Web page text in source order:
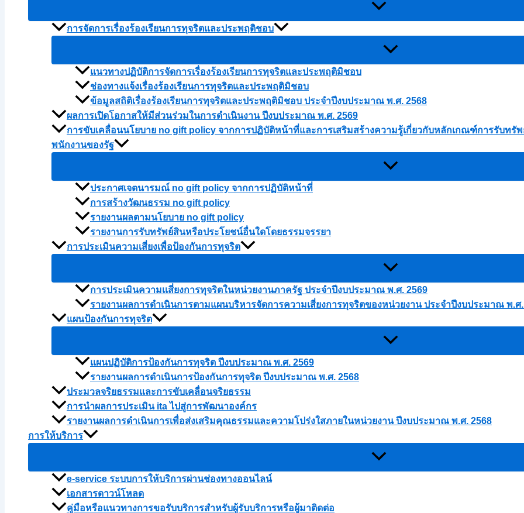
การจัดการเรื่องร้องเรียนการทุจริตและประพฤติชอบ
แนวทางปฏิบัติการจัดการเรื่องร้องเรียนการทุจริตและประพฤติมิชอบ
ช่องทางแจ้งเรื่องร้องเรียนการทุจริตและประพฤติมิชอบ
ข้อมูลสถิติเรื่องร้องเรียนการทุจริตและประพฤติมิชอบ ประจำปีงบประมาณ พ.ศ. 2568
ผลการเปิดโอกาสให้มีส่วนร่วมในการดำเนินงาน ปีงบประมาณ พ.ศ. 2569
การขับเคลื่อนนโยบาย no gift policy จากการปฏิบัติหน้าที่และการเสริมสร้างความรู้เกี่ยวกับหลักเกณฑ์การรับทรั
พนักงานของรัฐ
ประกาศเจตนารมณ์ no gift policy จากการปฏิบัติหน้าที่
การสร้างวัฒนธรรม no gift policy
รายงานผลตามนโยบาย no gift policy
รายงานการรับทรัพย์สินหรือประโยชน์อื่นใดโดยธรรมจรรยา
การประเมินความเสี่ยงเพื่อป้องกันการทุจริต
การประเมินความเเสี่ยงการทุจริตในหน่วยงานภาครัฐ ประจำปีงบประมาณ พ.ศ. 2569
รายงานผลการดำเนินการตามแผนบริหารจัดการความเสี่ยงการทุจริตของหน่วยงาน ประจำปีงบประมาณ พ.ศ.
แผนป้องกันการทุจริต
แผนปฏิบัติการป้องกันการทุจริต ปีงบประมาณ พ.ศ. 2569
รายงานผลการดำเนินการป้องกันการทุจริต ปีงบประมาณ พ.ศ. 2568
ประมวลจริยธรรมและการขับเคลื่อนจริยธรรม
การนำผลการประเมิน ita ไปสู่การพัฒนาองค์กร
รายงานผลการดำเนินการเพื่อส่งเสริมคุณธรรมและความโปร่งใสภายในหน่วยงาน ปีงบประมาณ พ.ศ. 2568
การให้บริการ
e-service ระบบการให้บริการผ่านช่องทางออนไลน์
เอกสารดาวน์โหลด
คู่มือหรือแนวทางการขอรับบริการสำหรับผู้รับบริการหรือผู้มาติดต่อ